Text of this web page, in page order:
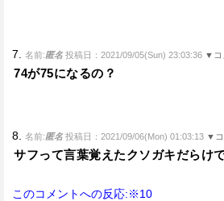
7. 名前:匿名 投稿日：2021/09/05(Sun) 23:03:36 ▼コ
74が75になるの？
8. 名前:匿名 投稿日：2021/09/06(Mon) 01:03:13 ▼コ
サフって言葉覚えたクソガキだらけ
このコメントへの反応:※10